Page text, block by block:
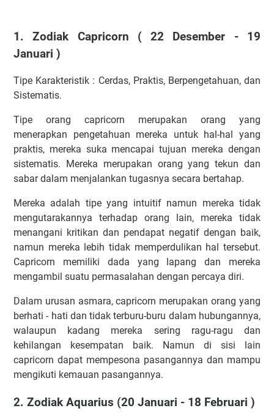
1. Zodiak Capricorn ( 22 Desember - 19
Januari )
Tipe Karakteristik : Cerdas, Praktis, Berpengetahuan, dan
Sistematis.
Tipe orang capricorn merupakan orang yang
menerapkan pengetahuan mereka untuk hal-hal yang
praktis, mereka suka mencapai tujuan mereka dengan
sistematis. Mereka merupakan orang yang tekun dan
sabar dalam menjalankan tugasnya secara bertahap.
Mereka adalah tipe yang intuitif namun mereka tidak
mengutarakannya terhadap orang lain, mereka tidak
menangani kritikan dan pendapat negatif dengan baik,
namun mereka lebih tidak memperdulikan hal tersebut.
Capricorn memiliki dada yang lapang dan mereka
mengambil suatu permasalahan dengan percaya diri.
Dalam urusan asmara, capricorn merupakan orang yang
berhati - hati dan tidak terburu-buru dalam hubungannya,
walaupun kadang mereka sering ragu-ragu dan
kehilangan kesempatan baik. Namun di sisi lain
capricorn dapat mempesona pasangannya dan mampu
mengikuti kemauan pasangannya.
2. Zodiak Aquarius (20 Januari - 18 Februari )